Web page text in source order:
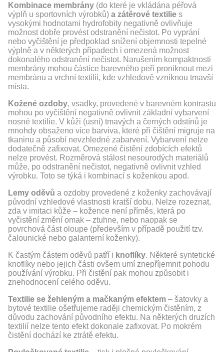
Kombinace membrány (do které je vkládána péřová
výplň u sportovních výrobků) a zátěrové textilie s
vysokými hodnotami hydrofobity negativně ovlivňuje
možnost dobře provést odstranění nečistot. Po vyprání
nebo vyčištění je předpoklad snížení objemnosti tepelné
výplně a v některých případech i omezená možnost
dokonalého odstranění nečistot. Narušením kompaktnosti
membrány mohou částice barevného peří proniknout mezi
membránu a vrchní textilii, kde vzhledově vzniknou tmavší
místa.
Kožené ozdoby, vsadky, provedené v barevném kontrastu
mohou po vyčištění negativně ovlivnit základní vybarvení
nosné textilie. V kůži (usni) tmavých a černých odstínů je
mnohdy obsaženo více barviva, které při čištění migruje na
tkaninu a působí nevzhledné zabarvení. Vybarvení nelze
dodatečně zafixovat. Omezené čistění zdobících efektů
nelze provést. Rozměrová stálost nesourodých materiálů
může, po odstranění nečistot, negativně ovlivnit vzhled
výrobku. Toto se týká i kombinací s koženkou apod.
Lemy oděvů a ozdoby provedené z koženky zachovávají
původní vzhledové vlastnosti kratší dobu. Nelze rozeznat,
zda v imitaci kůže – kožence není příměs, která po
vyčistění změní omak – ztuhne, nebo naopak se
povrchová část oloupe (především v případě použití tzv.
čalounické nebo galanterní koženky).
K častým částem oděvů patří i knoflíky. Některé syntetické
knoflíky nebo jejich části ovšem umí znepříjemnit pohodu
používání výrobku. Při čistění pak mohou způsobit i
znehodnocení celého oděvu.
Textilie se žehleným a mačkaným efektem – šatovky a
bytové textilie ošetřujeme raději chemickým čistěním, z
důvodu zachování původního efektu. Na některých druzích
textilií nelze tento efekt dokonale zafixovat. Po mokrém
čistění dochází ke ztrátě efektu.